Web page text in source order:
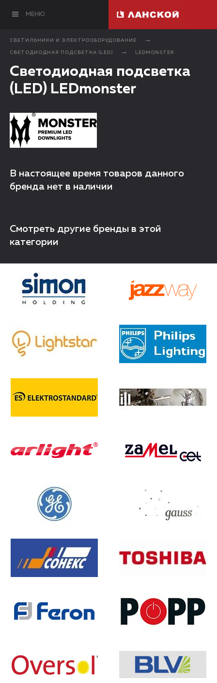
МЕНЮ
СВЕТИЛЬНИКИ И ЭЛЕКТРООБОРУДОВАНИЕ
СВЕТОДИОДНАЯ ПОДСВЕТКА (LED) LEDMONSTER
Светодиодная подсветка
(LED) LEDmonster
В настоящее время товаров данного
бренда нет в наличии
Смотреть другие бренды в этой
категории